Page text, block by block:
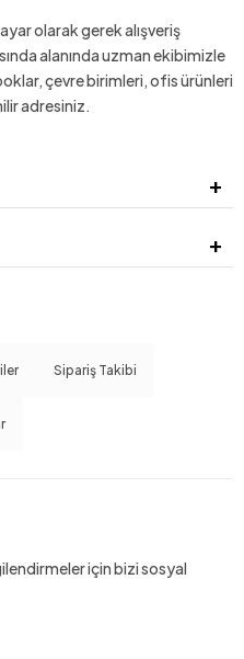
olarak gerek alışveriş
alanında uzman ekibimizle
çevre birimleri, ofis ürünleri
adresiniz.
Sipariş Takibi
için bizi sosyal